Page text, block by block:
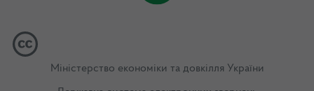
Міністерство економіки та довкілля України